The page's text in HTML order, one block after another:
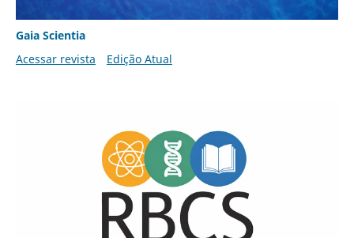
Gaia Scientia
Acessar revista
Edição Atual